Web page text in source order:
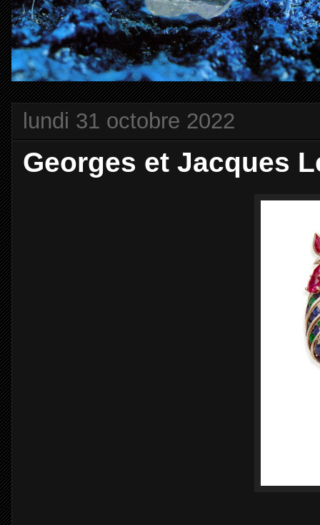
lundi 31 octobre 2022
Georges et Jacques